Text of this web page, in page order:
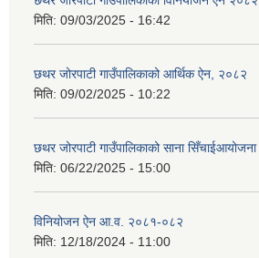
मिति: 09/03/2025 - 16:42
छथर जोरपाटी गाउँपालिकाको आर्थिक ऐन, २०८२
मिति: 09/02/2025 - 10:22
छथर जोरपाटी गाउँपालिकाको साना
मिति: 06/22/2025 - 15:00
विनियोजन ऐन आ.व. २०८१-०८२
मिति: 12/18/2024 - 11:00